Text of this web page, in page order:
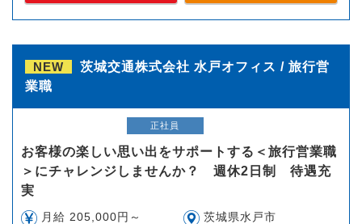
NEW
茨城交通株式会社 水戸オフィス / 旅行営
業職
正社員
お客様の楽しい思い出をサポートする＜旅行営業職
＞にチャレンジしませんか？ 週休2日制 待遇充
実
月給 205,000円～
茨城県水戸市